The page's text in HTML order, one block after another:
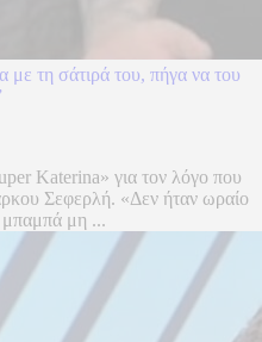
με τη σάτιρά του, πήγα να του
Katerina» για τον λόγο που
Σεφερλή. «Δεν ήταν ωραίο
μπαμπά μη ...